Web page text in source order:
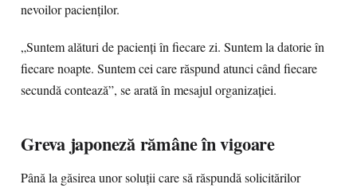
nevoilor pacienților.
„Suntem alături de pacienți în fiecare zi. Suntem la datorie în
fiecare noapte. Suntem cei care răspund atunci când fiecare
secundă contează”, se arată în mesajul organizației.
Greva japoneză rămâne în vigoare
Până la găsirea unor soluții care să răspundă solicitărilor